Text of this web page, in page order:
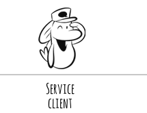
Service
client